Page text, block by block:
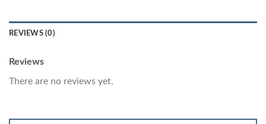
REVIEWS (0)
Reviews
There are no reviews yet.